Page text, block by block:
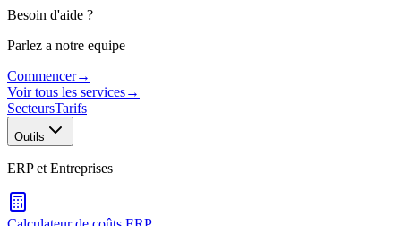
Besoin d'aide ?
Parlez a notre equipe
Commencer→
Voir tous les services→
SecteursTarifs
Outils
ERP et Entreprises